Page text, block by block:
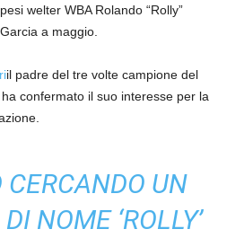
welter WBA Rolando “Rolly”
a maggio.
il padre del tre volte campione del
confermato il suo interesse per la
CERCANDO UN
NOME ‘ROLLY’